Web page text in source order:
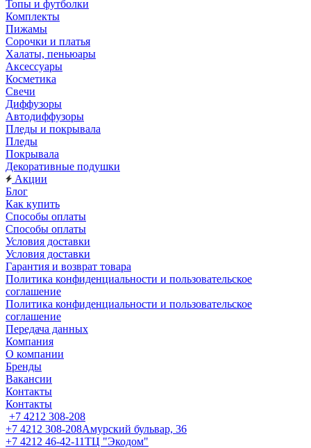
Топы и футболки
Комплекты
Пижамы
Сорочки и платья
Халаты, пеньюары
Аксессуары
Косметика
Свечи
Диффузоры
Автодиффузоры
Пледы и покрывала
Пледы
Покрывала
Декоративные подушки
Акции
Блог
Как купить
Способы оплаты
Способы оплаты
Условия доставки
Условия доставки
Гарантия и возврат товара
Политика конфиденциальности и пользовательское
соглашение
Политика конфиденциальности и пользовательское
соглашение
Передача данных
Компания
О компании
Бренды
Вакансии
Контакты
Контакты
+7 4212 308-208
+7 4212 308-208Амурский бульвар, 36
+7 4212 46-42-11ТЦ "Экодом"